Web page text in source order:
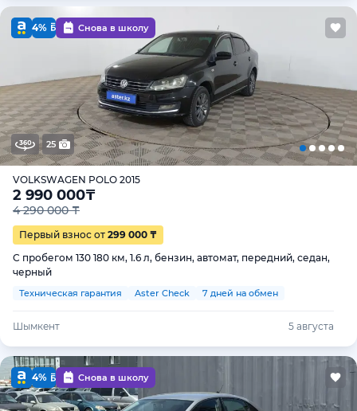
4% Снова в школу
25
VOLKSWAGEN POLO 2015
2 990 000₸
4 290 000 ₸
Первый взнос от 299 000 ₸
С пробегом 130 180 км, 1.6 л, бензин, автомат, передний, седан,
черный
Техническая гарантия Aster Check 7 дней на обмен
Шымкент 5 августа
4% Снова в школу